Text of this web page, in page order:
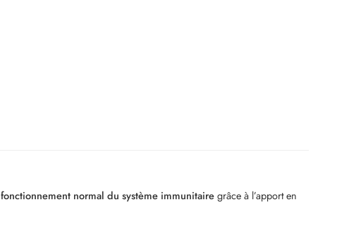
fonctionnement normal du système immunitairegrâce à l’apport en